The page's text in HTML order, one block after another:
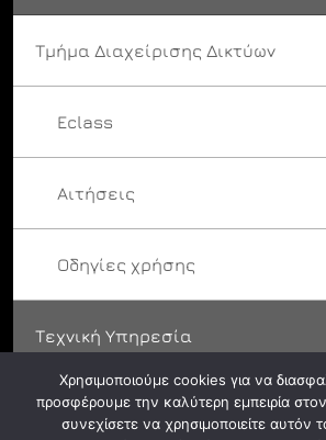
Τμήμα Διαχείρισης Δικτύων
Eclass
Αιτήσεις
Οδηγίες χρήσης
Τεχνική Υπηρεσία
Χρησιμοποιούμε cookies για να
προσφέρουμε την καλύτερη εμπειρία
συνεχίσετε να χρησιμοποιείτε αυτόν